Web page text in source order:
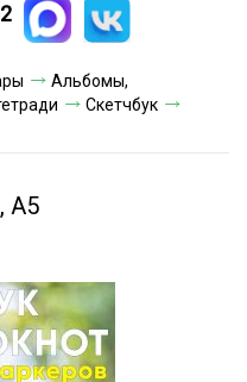
Альбомы,
Скетчбук
А5